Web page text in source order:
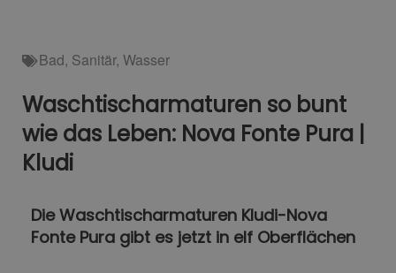
Bad, Sanitär, Wasser
Waschtischarmaturen so bunt
wie das Leben: Nova Fonte Pura |
Kludi
Die Waschtischarmaturen Kludi-Nova
Fonte Pura gibt es jetzt in elf Oberflächen